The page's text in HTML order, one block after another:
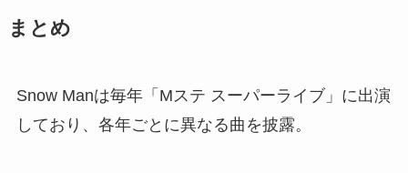
まとめ
Snow Manは毎年「Mステ スーパーライブ」に出演
しており、各年ごとに異なる曲を披露。